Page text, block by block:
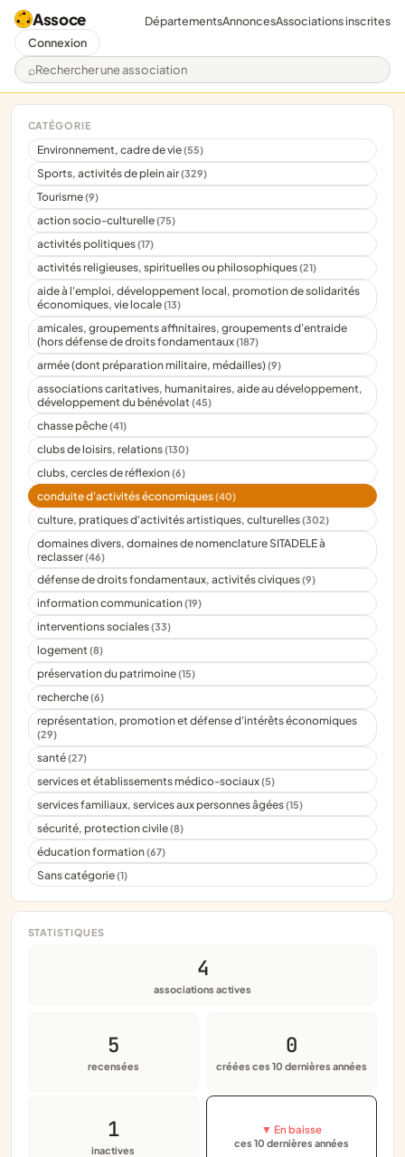
Assoce
Rechercher une association
DépartementsAnnoncesAssociations inscrites
Connexion
CATÉGORIE
Environnement, cadre de vie(55)
Sports, activités de plein air(329)
Tourisme(9)
action socio-culturelle(75)
activités politiques(17)
activités religieuses, spirituelles ou philosophiques(21)
aide à l'emploi, développement local, promotion de solidarités
économiques, vie locale(13)
amicales, groupements affinitaires, groupements d'entraide
(hors défense de droits fondamentaux(187)
armée (dont préparation militaire, médailles)(9)
associations caritatives, humanitaires, aide au développement,
développement du bénévolat(45)
chasse pêche(41)
clubs de loisirs, relations(130)
clubs, cercles de réflexion(6)
conduite d'activités économiques(40)
culture, pratiques d'activités artistiques, culturelles(302)
domaines divers, domaines de nomenclature SITADELE à
reclasser(46)
défense de droits fondamentaux, activités civiques(9)
information communication(19)
interventions sociales(33)
logement(8)
préservation du patrimoine(15)
recherche(6)
représentation, promotion et défense d'intérêts économiques
(29)
santé(27)
services et établissements médico-sociaux(5)
services familiaux, services aux personnes âgées(15)
sécurité, protection civile(8)
éducation formation(67)
Sans catégorie(1)
STATISTIQUES
4
associations actives
5
recensées
0
créées ces 10 dernières années
1
inactives
▼ En baisse
ces 10 dernières années